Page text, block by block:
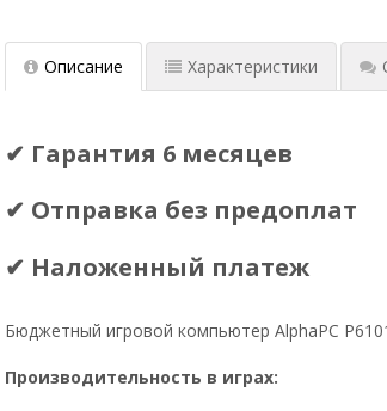
Описание Характеристики
✔ Гарантия 6 месяцев
✔ Отправка без предоплат
✔ Наложенный платеж
Бюджетный игровой компьютер AlphaPC
Производительность в играх: